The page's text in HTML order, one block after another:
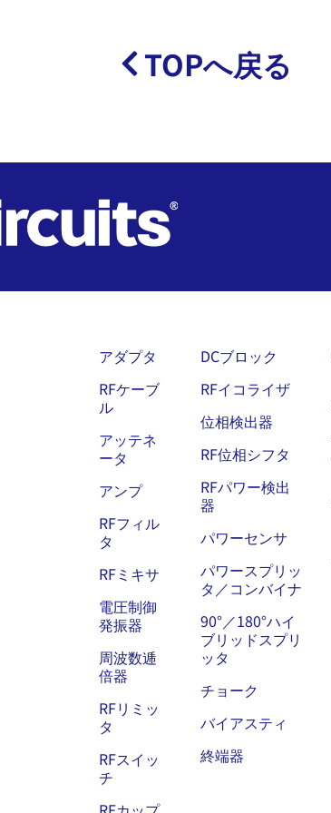
TOPへ戻る
アダプタ
RFケーブ
ル
アッテネ
ータ
アンプ
RFフィル
タ
RFミキサ
電圧制御
発振器
周波数逓
倍器
RFリミッ
タ
RFスイッ
チ
DCブロック
RFイコライザ
位相検出器
RF位相シフタ
RFパワー検出
器
パワーセンサ
パワースプリッ
タ／コンバイナ
90°／180°ハイ
ブリッドスプリ
ッタ
チョーク
バイアスティ
終端器